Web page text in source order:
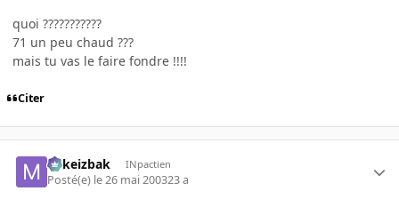
quoi ???????????
71 un peu chaud ???
mais tu vas le faire fondre !!!!
Citer
Mikeizbak INpactien
Posté(e) le 26 mai 200323 a